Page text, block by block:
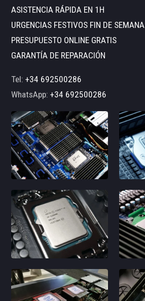
ASISTENCIA RÁPIDA EN 1H
URGENCIAS FESTIVOS FIN DE SEMANA
PRESUPUESTO ONLINE GRATIS
GARANTÍA DE REPARACIÓN
Tel:+34 692500286
WhatsApp:+34 692500286